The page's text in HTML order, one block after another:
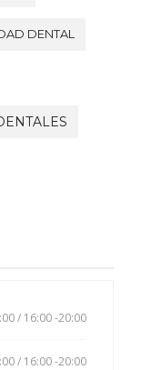
DENTAL
/ 16:00 -20:00
/ 16:00 -20:00